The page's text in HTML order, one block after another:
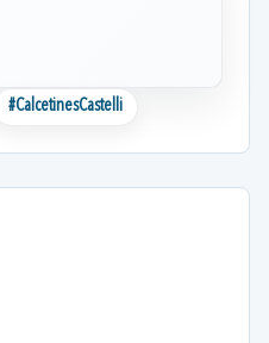
#CalcetinesCastelli